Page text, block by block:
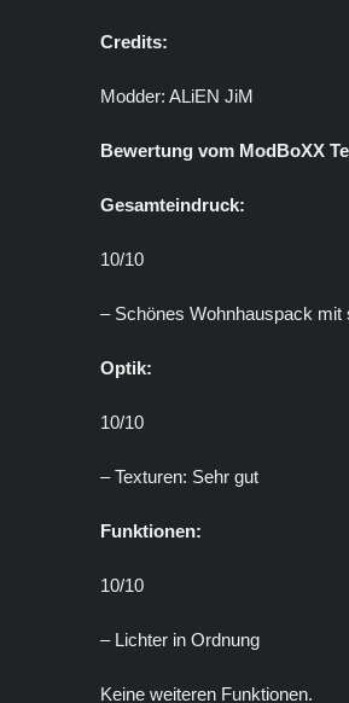
Credits:
Modder: ALiEN JiM
Bewertung vom ModBoXX
Gesamteindruck:
10/10
– Schönes Wohnhauspack
Optik:
10/10
– Texturen: Sehr gut
Funktionen:
10/10
– Lichter in Ordnung
Keine weiteren Funktionen.